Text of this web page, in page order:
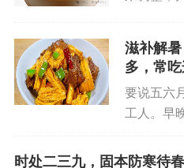
仅味道鲜
滋补功效
滋补解
多，常吃
要说五六
工人。早
——这时候
时处二三九，固本防寒待